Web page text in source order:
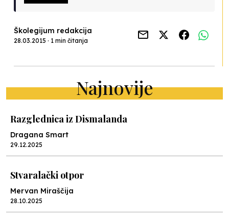
Školegijum redakcija
28.03.2015 · 1 min čitanja
Najnovije
Razglednica iz Dismalanda
Dragana Smart
29.12.2025
Stvaralački otpor
Mervan Miraščija
28.10.2025